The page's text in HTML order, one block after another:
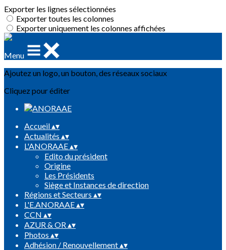
Exporter les lignes sélectionnées
Exporter toutes les colonnes
Exporter uniquement les colonnes affichées
Menu
Ajoutez un logo, un bouton, des réseaux sociaux
Cliquez pour éditer
Accueil▴▾
Actualités ▴▾
L'ANORAAE▴▾
Edito du président
Origine
Les Présidents
Siège et Instances de direction
Régions et Secteurs ▴▾
L'E.ANORAAE▴▾
CCN ▴▾
AZUR & OR▴▾
Photos ▴▾
Adhésion / Renouvellement▴▾